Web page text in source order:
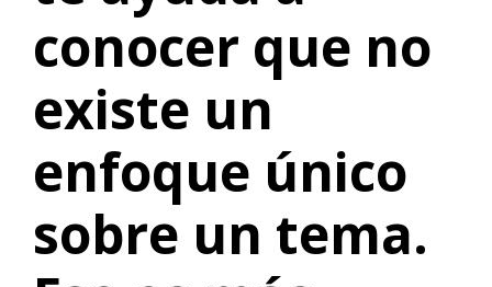
conocer que no
existe un
enfoque único
sobre un tema.